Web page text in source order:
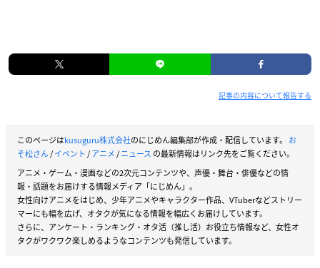
記事の内容について報告する
このページはkusuguru株式会社のにじめん編集部が作成・配信しています。 お
そ松さん/イベント /アニメ/ニュース の最新情報はリンク先をご覧ください。
アニメ・ゲーム・漫画などの2次元コンテンツや、声優・舞台・俳優などの情
報・話題をお届けする情報メディア「にじめん」。
女性向けアニメをはじめ、少年アニメやキャラクター作品、VTuberなどストリー
マーにも幅を広げ、オタクが気になる情報を幅広くお届けしています。
さらに、アンケート・ランキング・オタ活（推し活）お役立ち情報など、女性オ
タクがワクワク楽しめるようなコンテンツも発信しています。